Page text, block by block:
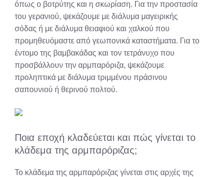
όπως ο βοτρύτης και η σκωρίαση. Για την προστασία
του γερανιού, ψεκάζουμε με διάλυμα μαγειρικής
σόδας ή με διάλυμα θειαφιού και χαλκού που
προμηθευόμαστε από γεωπονικά καταστήματα. Για το
έντομο της βαμβακάδας και τον τετράνυχο που
προσβάλλουν την αρμπαρόριζα, ψεκάζουμε
προληπτικά με διάλυμα τριμμένου πράσινου
σαπουνιού ή θερινού πολτού.
Ποια εποχή κλαδεύεται και πώς γίνεται το
κλάδεμα της αρμπαρόριζας;
Το κλάδεμα της αρμπαρόριζας γίνεται στις αρχές της